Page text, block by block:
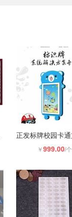
￥ 999.00/个